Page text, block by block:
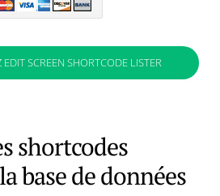
EDIT SCREEN SHORTCODE LISTER
shortcodes
base de données